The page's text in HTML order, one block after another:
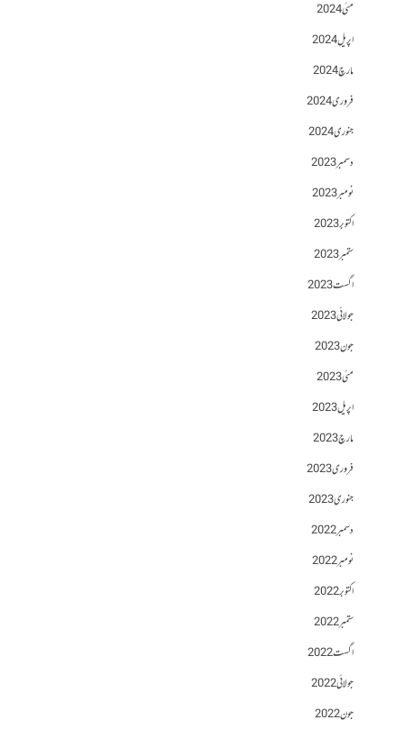
مئی 2024
اپریل 2024
مارچ 2024
فروری 2024
جنوری 2024
دسمبر 2023
نومبر 2023
اکتوبر 2023
ستمبر 2023
اگست 2023
جولائی 2023
جون 2023
مئی 2023
اپریل 2023
مارچ 2023
فروری 2023
جنوری 2023
دسمبر 2022
نومبر 2022
اکتوبر 2022
ستمبر 2022
اگست 2022
جولائی 2022
جون 2022